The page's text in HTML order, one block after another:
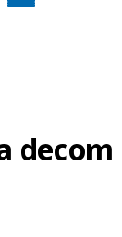
decom